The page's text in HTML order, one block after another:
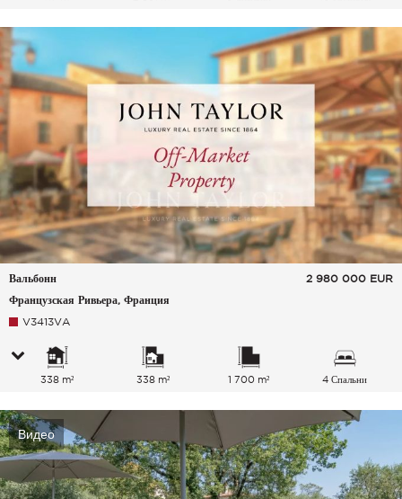
Вальбонн
Французская Ривьера, Франция
2 980 000 EUR
V3413VA
338 m² 338 m² 1 700 m² 4 Спальни
Видео